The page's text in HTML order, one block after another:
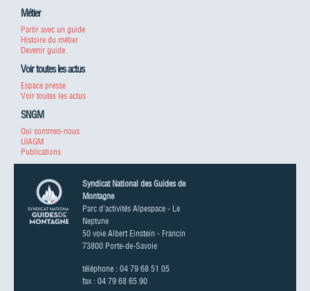
Métier
Partir avec un guide
Histoire du métier
Devenir guide
Voir toutes les actus
Espace presse
Voir toutes les actus
SNGM
Qui sommes-nous
UIAGM
Publications
Syndicat National des Guides de
Montagne
Parc d'activités Alpespace - Le
Neptune
50 voie Albert Einstein - Francin
73800 Porte-de-Savoie
téléphone : 04 79 68 51 05
fax : 04 79 68 65 90